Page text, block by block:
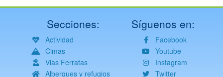
Secciones:
Actividad
Cimas
Vias Ferratas
Albergues y refugios
Síguenos en:
Facebook
Youtube
Instagram
Twitter